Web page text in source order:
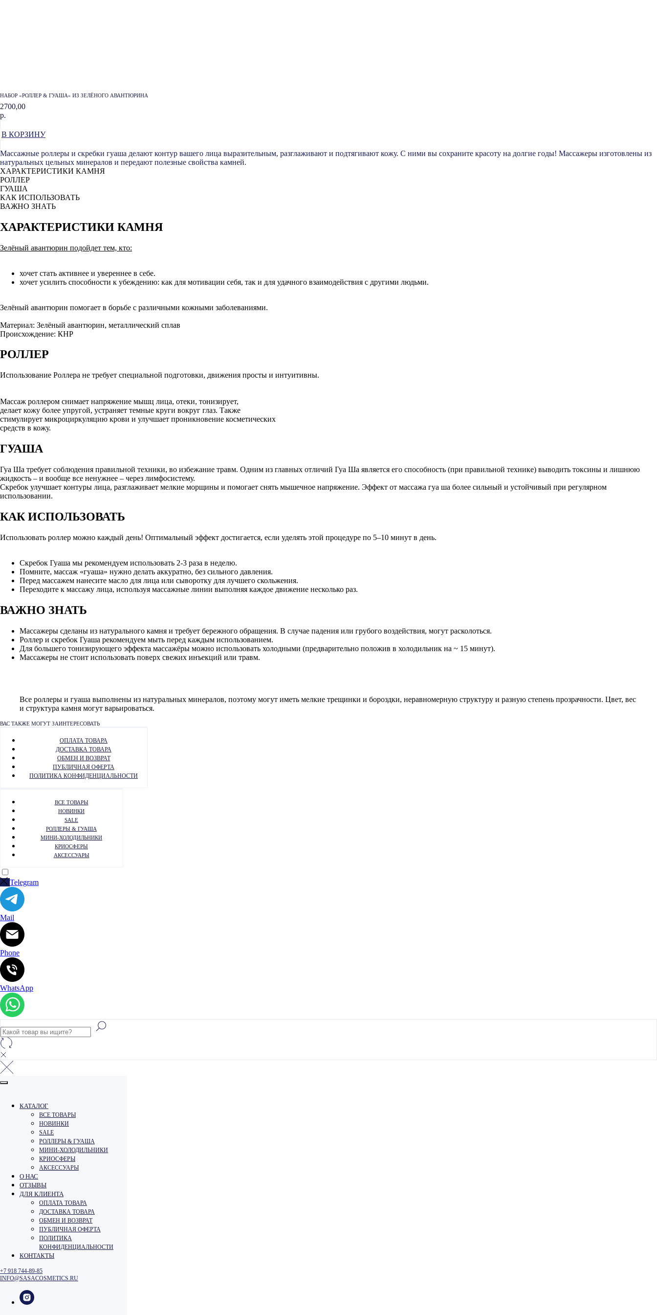
НАБОР «РОЛЛЕР & ГУАША» ИЗ ЗЕЛЁНОГО АВАНТЮРИНА
2700,00
р.
В КОРЗИНУ
Массажные роллеры и скребки гуаша делают контур вашего лица выразительным, разглаживают и подтягивают кожу. С ними вы сохраните красоту на долгие годы! Массажеры изготовлены из
натуральных цельных минералов и передают полезные свойства камней.
ХАРАКТЕРИСТИКИ КАМНЯ
РОЛЛЕР
ГУАША
КАК ИСПОЛЬЗОВАТЬ
ВАЖНО ЗНАТЬ
ХАРАКТЕРИСТИКИ КАМНЯ
Зелёный авантюрин подойдет тем, кто:
хочет стать активнее и увереннее в себе.
хочет усилить способности к убеждению: как для мотивации себя, так и для удачного взаимодействия с другими людьми.
Зелёный авантюрин помогает в борьбе с различными кожными заболеваниями.
Материал: Зелёный авантюрин, металлический сплав
Происхождение: КНР
РОЛЛЕР
Использование Роллера не требует специальной подготовки, движения просты и интуитивны.
Массаж роллером снимает напряжение мышц лица, отеки, тонизирует,
делает кожу более упругой, устраняет темные круги вокруг глаз. Также
стимулирует микроциркуляцию крови и улучшает проникновение косметических
средств в кожу.
ГУАША
Гуа Ша требует соблюдения правильной техники, во избежание травм. Одним из главных отличий Гуа Ша является его способность (при правильной технике) выводить токсины и лишнюю
жидкость – и вообще все ненужнее – через лимфосистему.
Скребок улучшает контуры лица, разглаживает мелкие морщины и помогает снять мышечное напряжение. Эффект от массажа гуа ша более сильный и устойчивый при регулярном
использовании.
КАК ИСПОЛЬЗОВАТЬ
Использовать роллер можно каждый день! Оптимальный эффект достигается, если уделять этой процедуре по 5–10 минут в день.
Скребок Гуаша мы рекомендуем использовать 2-3 раза в неделю.
Помните, массаж «гуаша» нужно делать аккуратно, без сильного давления.
Перед массажем нанесите масло для лица или сыворотку для лучшего скольжения.
Переходите к массажу лица, используя массажные линии выполняя каждое движение несколько раз.
ВАЖНО ЗНАТЬ
Массажеры сделаны из натурального камня и требует бережного обращения. В случае падения или грубого воздействия, могут расколоться.
Роллер и скребок Гуаша рекомендуем мыть перед каждым использованием.
Для большего тонизирующего эффекта массажёры можно использовать холодными (предварительно положив в холодильник на ~ 15 минут).
Массажеры не стоит использовать поверх свежих инъекций или травм.
Все роллеры и гуаша выполнены из натуральных минералов, поэтому могут иметь мелкие трещинки и бороздки, неравномерную структуру и разную степень прозрачности. Цвет, вес
и структура камня могут варьироваться.
ВАС ТАКЖЕ МОГУТ ЗАИНТЕРЕСОВАТЬ
ОПЛАТА ТОВАРА
ДОСТАВКА ТОВАРА
ОБМЕН И ВОЗВРАТ
ПУБЛИЧНАЯ ОФЕРТА
ПОЛИТИКА КОНФИДЕНЦИАЛЬНОСТИ
ВСЕ ТОВАРЫ
НОВИНКИ
SALE
РОЛЛЕРЫ & ГУАША
МИНИ-ХОЛОДИЛЬНИКИ
КРИОСФЕРЫ
АКСЕССУАРЫ
Telegram
Mail
Phone
WhatsApp
КАТАЛОГ
ВСЕ ТОВАРЫ
НОВИНКИ
SALE
РОЛЛЕРЫ & ГУАША
МИНИ-ХОЛОДИЛЬНИКИ
КРИОСФЕРЫ
АКСЕССУАРЫ
О НАС
ОТЗЫВЫ
ДЛЯ КЛИЕНТА
ОПЛАТА ТОВАРА
ДОСТАВКА ТОВАРА
ОБМЕН И ВОЗВРАТ
ПУБЛИЧНАЯ ОФЕРТА
ПОЛИТИКА
КОНФИДЕНЦИАЛЬНОСТИ
КОНТАКТЫ
+7 918 744‑89‑85
INFO@SASACOSMETICS.RU